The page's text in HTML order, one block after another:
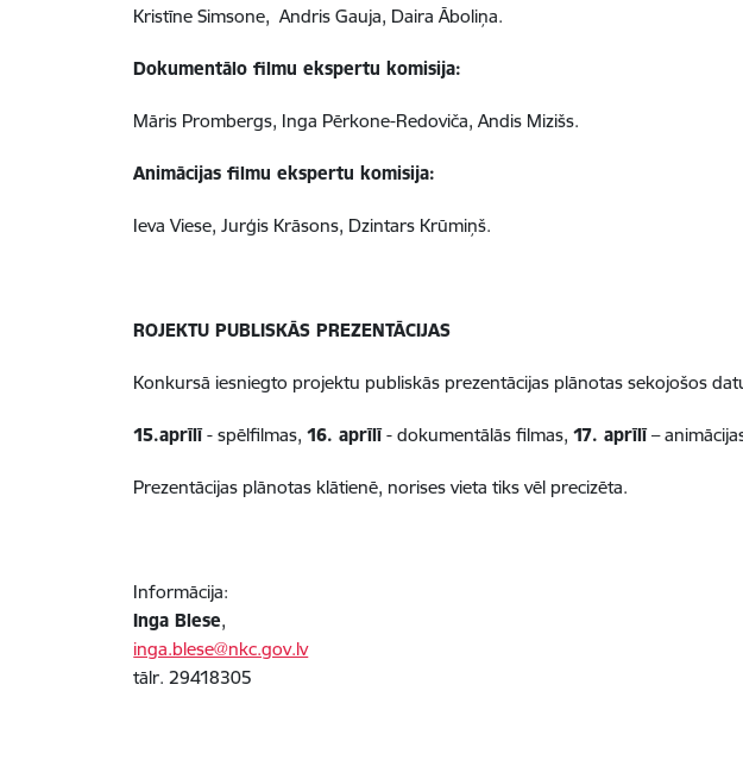
Kristīne Simsone,Andris Gauja, Daira Āboliņa.
Dokumentālo filmu ekspertu komisija:
Māris Prombergs, Inga Pērkone-Redoviča,Andis Mizišs.
Animācijas filmu ekspertu komisija:
Ieva Viese,Jurģis Krāsons, Dzintars Krūmiņš.
ROJEKTU PUBLISKĀS PREZENTĀCIJAS
Konkursā iesniegto projektu publiskās prezentācijas plānotas sekojošos
15.aprīlī- spēlfilmas,16. aprīlī- dokumentālās filmas,17. aprīlī–
Prezentācijas plānotas klātienē, norises vieta tiks vēl precizēta.
Informācija:
Inga Blese,
inga.blese@nkc.gov.lv
tālr. 29418305